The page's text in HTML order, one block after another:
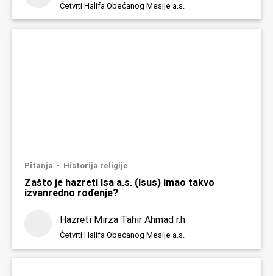
Četvrti Halifa Obećanog Mesije a.s.
Pitanja Historija religije
Zašto je hazreti Isa a.s. (Isus) imao takvo
izvanredno rođenje?
Hazreti Mirza Tahir Ahmad r.h.
Četvrti Halifa Obećanog Mesije a.s.